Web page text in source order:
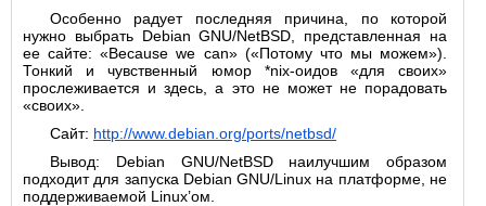
Особенно радует последняя причина, по которой
нужно выбрать Debian GNU/NetBSD, представленная на
ее сайте: «Because we can» («Потому что мы можем»).
Тонкий и чувственный юмор *nix-оидов «для своих»
прослеживается и здесь, а это не может не порадовать
«своих».
Сайт: http://www.debian.org/ports/netbsd/
Вывод: Debian GNU/NetBSD наилучшим образом
подходит для запуска Debian GNU/Linux на платформе, не
поддерживаемой Linux’ом.